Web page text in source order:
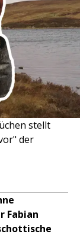
stellt
der
Fabian